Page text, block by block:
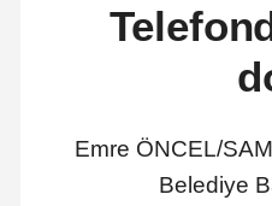
Emre ÖNCEL/
Belediye